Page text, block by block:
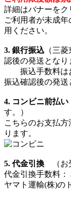
詳細はバナーをク
ご利用者が未成
用ください。
3. 銀行振込 （三
認後の発送となり
振込手数料はお
振込確認後の発送
4. コンビニ前払い
す。）
こちらのお支払
ります。
5. 代金引換 （お
代金引換手数料：
ヤマト運輸(株)の